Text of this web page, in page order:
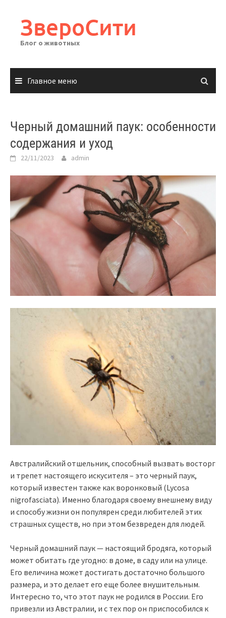
содержимому
ЗвероСити
Блог о животных
Главное меню
Черный домашний паук: особенности
содержания и уход
22/11/2023 admin
Австралийский отшельник, способный вызвать восторг
и трепет настоящего искусителя – это черный паук,
который известен также как воронковый (Lycosa
nigrofasciata). Именно благодаря своему внешнему виду
и способу жизни он популярен среди любителей этих
страшных существ, но при этом безвреден для людей.
Черный домашний паук — настоящий бродяга, который
может обитать где угодно: в доме, в саду или на улице.
Его величина может достигать достаточно большого
размера, и это делает его еще более внушительным.
Интересно то, что этот паук не родился в России. Его
привезли из Австралии, и с тех пор он приспособился к